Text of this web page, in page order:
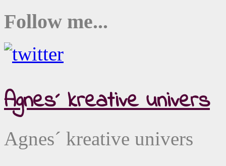
Follow me...
Agnes´ kreative univers
Agnes´ kreative univers